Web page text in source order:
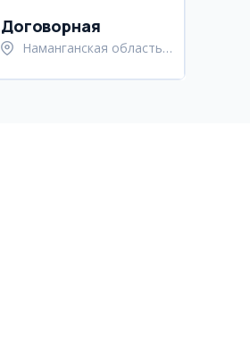
Договорная
Наманганская область,